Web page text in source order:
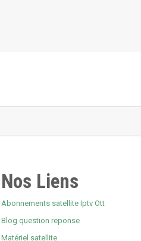
Nos Liens
Abonnements satellite Iptv Ott
Blog question reponse
Matériel satellite